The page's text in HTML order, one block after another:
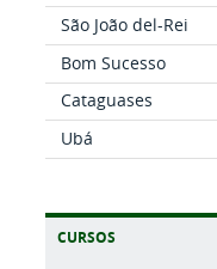
São João del-Rei
Bom Sucesso
Cataguases
Ubá
CURSOS